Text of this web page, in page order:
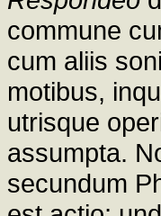
commune
cum aliis
motibus,
utrisque
assumpta.
secundum